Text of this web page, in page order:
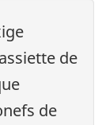
de
de